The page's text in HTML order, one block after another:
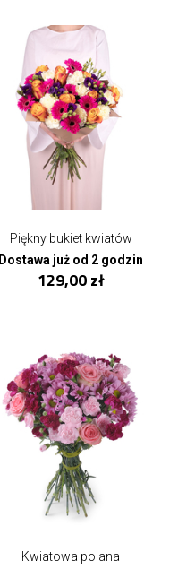
Piękny bukiet kwiatów
Dostawa już od 2 godzin
129,00 zł
Kwiatowa polana